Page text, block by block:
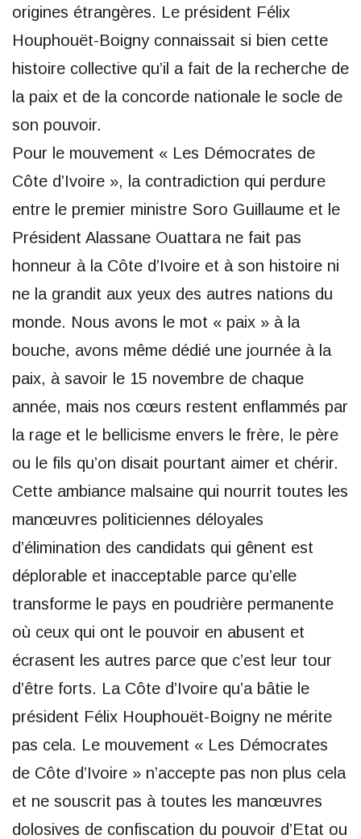
origines étrangères. Le président Félix
Houphouët-Boigny connaissait si bien cette
histoire collective qu’il a fait de la recherche de
la paix et de la concorde nationale le socle de
son pouvoir.
Pour le mouvement « Les Démocrates de
Côte d’Ivoire », la contradiction qui perdure
entre le premier ministre Soro Guillaume et le
Président Alassane Ouattara ne fait pas
honneur à la Côte d’Ivoire et à son histoire ni
ne la grandit aux yeux des autres nations du
monde. Nous avons le mot « paix » à la
bouche, avons même dédié une journée à la
paix, à savoir le 15 novembre de chaque
année, mais nos cœurs restent enflammés par
la rage et le bellicisme envers le frère, le père
ou le fils qu’on disait pourtant aimer et chérir.
Cette ambiance malsaine qui nourrit toutes les
manœuvres politiciennes déloyales
d’élimination des candidats qui gênent est
déplorable et inacceptable parce qu’elle
transforme le pays en poudrière permanente
où ceux qui ont le pouvoir en abusent et
écrasent les autres parce que c’est leur tour
d’être forts. La Côte d’Ivoire qu’a bâtie le
président Félix Houphouët-Boigny ne mérite
pas cela. Le mouvement « Les Démocrates
de Côte d’Ivoire » n’accepte pas non plus cela
et ne souscrit pas à toutes les manœuvres
dolosives de confiscation du pouvoir d’Etat ou